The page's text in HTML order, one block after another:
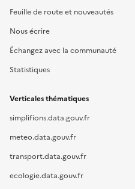
Feuille de route et nouveautés
Nous écrire
Échangez avec la communauté
Statistiques
Verticales thématiques
simplifions.data.gouv.fr
meteo.data.gouv.fr
transport.data.gouv.fr
ecologie.data.gouv.fr